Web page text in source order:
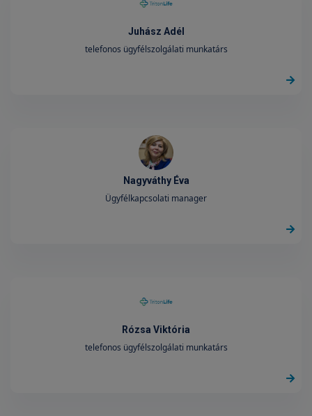
Juhász Adél
telefonos ügyfélszolgálati munkatárs
Nagyváthy Éva
Ügyfélkapcsolati manager
Rózsa Viktória
telefonos ügyfélszolgálati munkatárs